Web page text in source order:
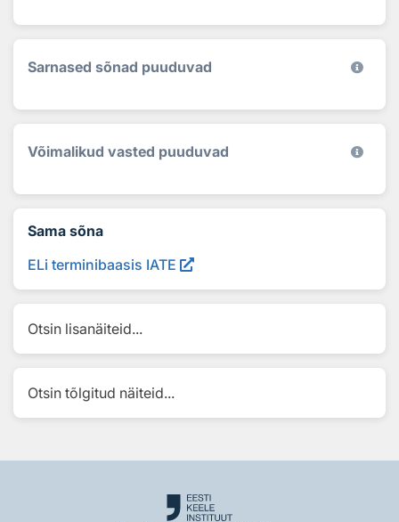
Sarnased sõnad puuduvad
Võimalikud vasted puuduvad
Sama sõna
ELi terminibaasis IATE
Otsin lisanäiteid...
Otsin tõlgitud näiteid...